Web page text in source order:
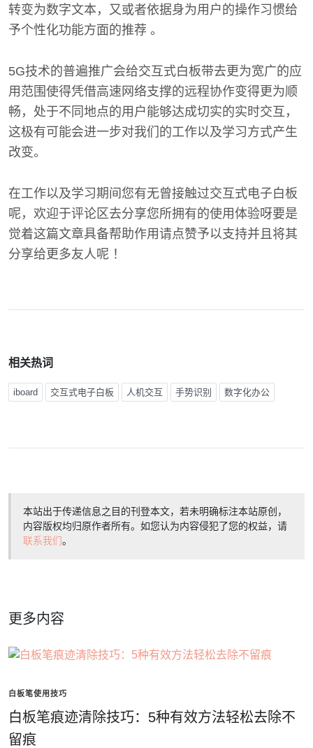
转变为数字文本，又或者依据身为用户的操作习惯给
予个性化功能方面的推荐 。
5G技术的普遍推广会给交互式白板带去更为宽广的应
用范围使得凭借高速网络支撑的远程协作变得更为顺
畅，处于不同地点的用户能够达成切实的实时交互，
这极有可能会进一步对我们的工作以及学习方式产生
改变。
在工作以及学习期间您有无曾接触过交互式电子白板
呢，欢迎于评论区去分享您所拥有的使用体验呀要是
觉着这篇文章具备帮助作用请点赞予以支持并且将其
分享给更多友人呢 ！
相关热词
iboard 交互式电子白板 人机交互 手势识别 数字化办公
本站出于传递信息之目的刊登本文，若未明确标注本站原创，
内容版权均归原作者所有。如您认为内容侵犯了您的权益，请
联系我们。
更多内容
白板笔使用技巧
白板笔痕迹清除技巧：5种有效方法轻松去除不
留痕